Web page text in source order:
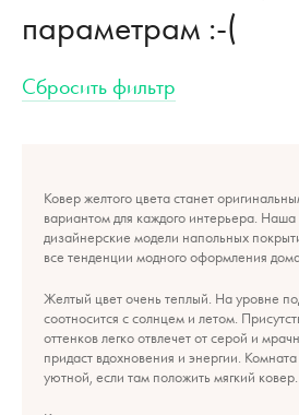
до 160х320 см
до 240х340 см
до 300х400 см
Модерн
Дизайнерский
Минимализм
Винтажный
Хлопок
Полиэстер
Цвет
Нейтральные цвета
Холодные цвета
Теплые цвета
Коротковорсые (1-7 мм)
Средневорсые (11-13 мм)
Способ производства
Машинный способ
Турция
НОВИНКА СКИДКА 40%
параметрам :-(
Сбросить фильтр
Ковер желтого цвета станет
вариантом для каждого интерьера.
дизайнерские модели напольных
все тенденции модного оформления
Желтый цвет очень теплый. На уровне
соотносится с солнцем и летом.
оттенков легко отвлечет от серой и
придаст вдохновения и энергии.
уютной, если там положить мягкий ковер.